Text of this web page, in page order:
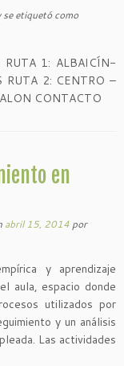
se etiquetó como
1: ALBAICÍN-
RUTA 2: CENTRO –
CONTACTO
en
abril 15, 2014 por
y aprendizaje
aula, espacio donde
utilizados por
y un análisis
Las actividades